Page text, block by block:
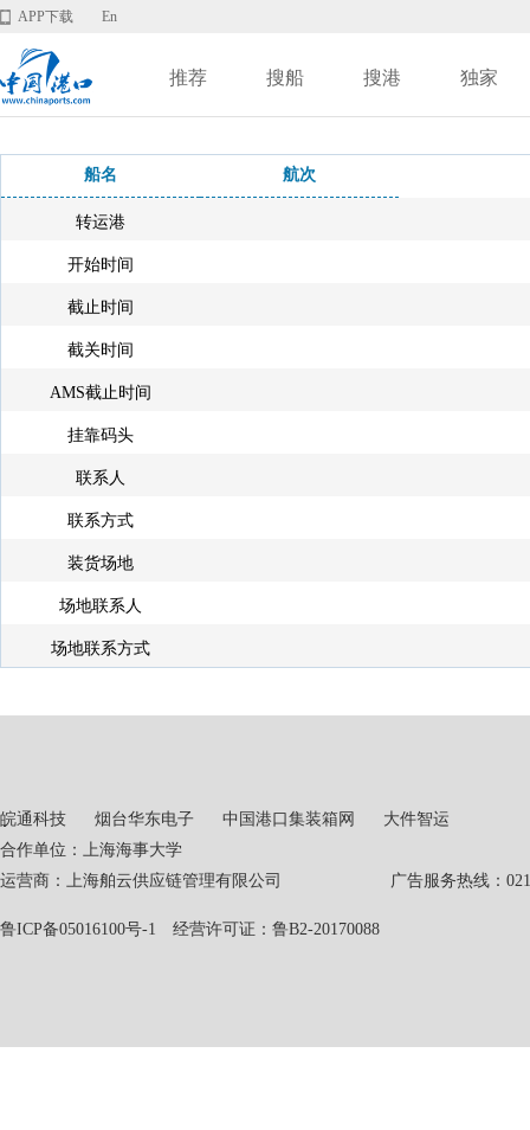
APP下载 En
推荐 搜船 搜港 独家
船名 航次
转运港
开始时间
截止时间
截关时间
AMS截止时间
挂靠码头
联系人
联系方式
装货场地
场地联系人
场地联系方式
皖通科技 烟台华东电子 中国港口集装箱网
大件智运
合作单位：上海海事大学
运营商：上海舶云供应链管理有限公司 广告服务热线：021-
鲁ICP备05016100号-1 经营许可证：鲁B2-20170088